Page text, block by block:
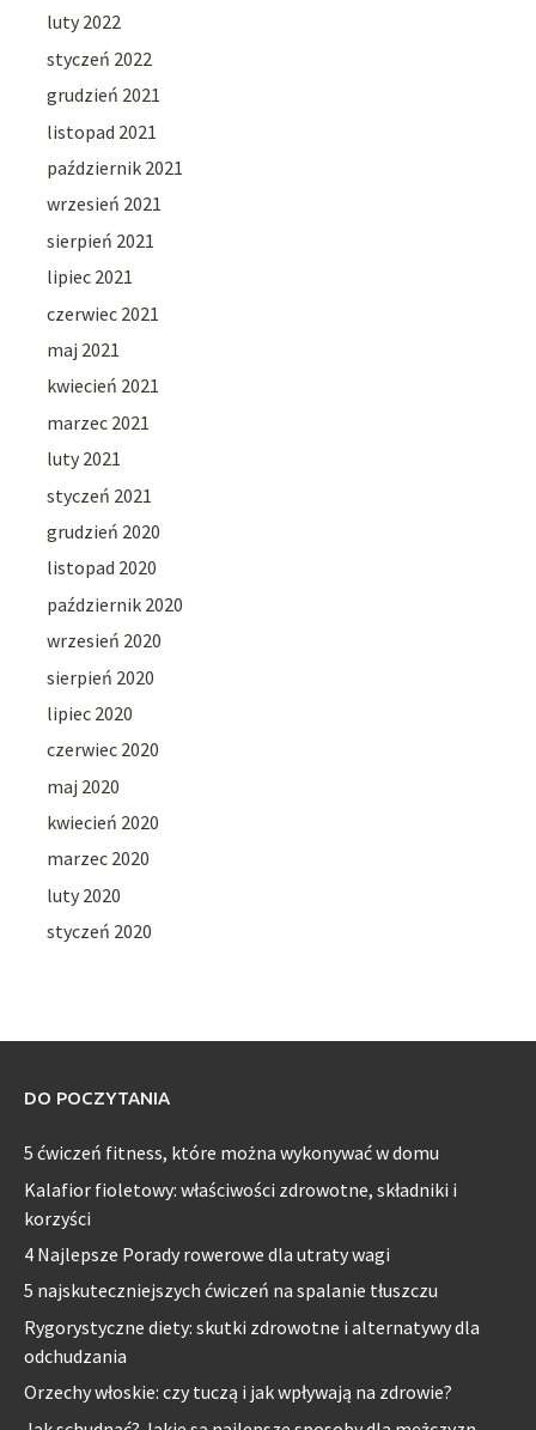
luty 2022
styczeń 2022
grudzień 2021
listopad 2021
październik 2021
wrzesień 2021
sierpień 2021
lipiec 2021
czerwiec 2021
maj 2021
kwiecień 2021
marzec 2021
luty 2021
styczeń 2021
grudzień 2020
listopad 2020
październik 2020
wrzesień 2020
sierpień 2020
lipiec 2020
czerwiec 2020
maj 2020
kwiecień 2020
marzec 2020
luty 2020
styczeń 2020
DO POCZYTANIA
5 ćwiczeń fitness, które można wykonywać w domu
Kalafior fioletowy: właściwości zdrowotne, składniki i
korzyści
4 Najlepsze Porady rowerowe dla utraty wagi
5 najskuteczniejszych ćwiczeń na spalanie tłuszczu
Rygorystyczne diety: skutki zdrowotne i alternatywy dla
odchudzania
Orzechy włoskie: czy tuczą i jak wpływają na zdrowie?